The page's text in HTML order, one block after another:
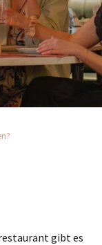
aux
gibt es